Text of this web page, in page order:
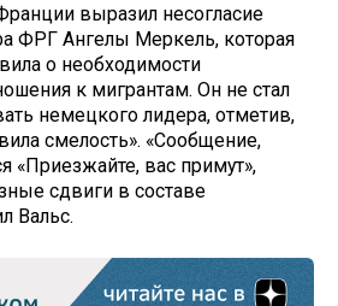
выразил несогласие
ФРГ Ангелы Меркель, которая
о необходимости
к мигрантам. Он не стал
немецкого лидера, отметив,
смелость». «Сообщение,
«Приезжайте, вас примут»,
сдвиги в составе
Вальс.